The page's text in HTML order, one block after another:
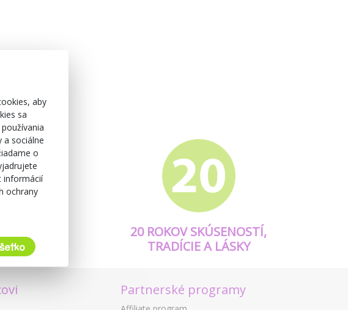
KVALITA
20 ROKOV SKÚSENOSTÍ,
TRADÍCIE A LÁSKY
Partnerské programy
aby
sa
a sociálne
o
informácií
ochrany